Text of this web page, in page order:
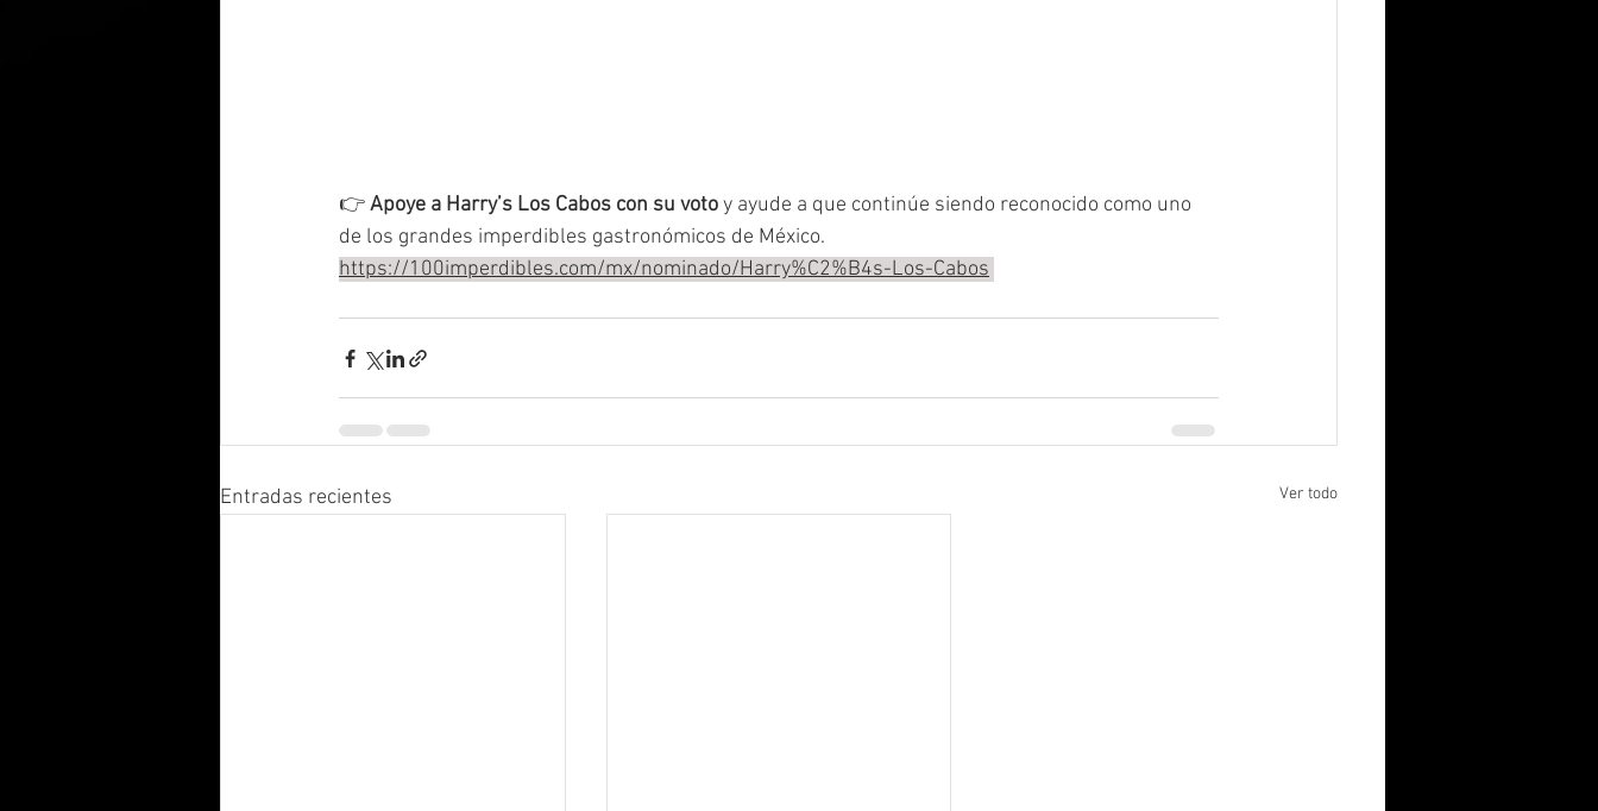
👉 Apoye a Harry’s Los Cabos con su voto y ayude a que continúe siendo reconocido como uno
de los grandes imperdibles gastronómicos de México.
https://100imperdibles.com/mx/nominado/Harry%C2%B4s-Los-Cabos
Entradas recientes Ver todo